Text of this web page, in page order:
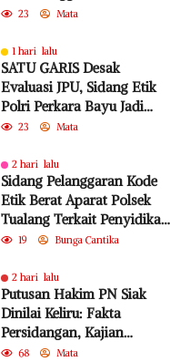
dari PKB Jadi Sorotan
23 Mata
1 hari lalu
SATU GARIS Desak
Evaluasi JPU, Sidang Etik
Polri Perkara Bayu Jadi
Sorotan
23 Mata
2 hari lalu
Sidang Pelanggaran Kode
Etik Berat Aparat Polsek
Tualang Terkait Penyidikan
Perkara Bayu
19 Bunga Cantika
2 hari lalu
Putusan Hakim PN Siak
Dinilai Keliru: Fakta
Persidangan, Kajian
Akademik, dan SEMA No. 4
68 Mata